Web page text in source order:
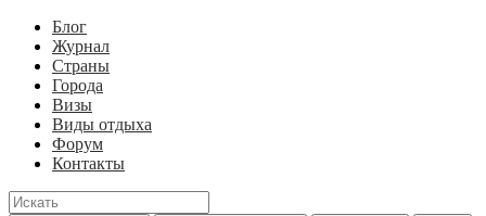
Блог
Журнал
Страны
Города
Визы
Виды отдыха
Форум
Контакты